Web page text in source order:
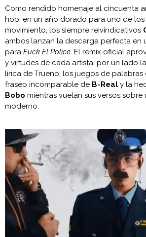
Como rendido homenaje al cincuenta
hop, en un año dorado para uno de
movimiento, los siempre reivindicativos
ambos lanzan la descarga perfecta en
para Fuck El Police. El remix oficial
y virtudes de cada artista, por un lado
lírica de Trueno, los juegos de palabras
fraseo incomparable de B-Real y la
Bobo mientras vuelan sus versos sobre
moderno.